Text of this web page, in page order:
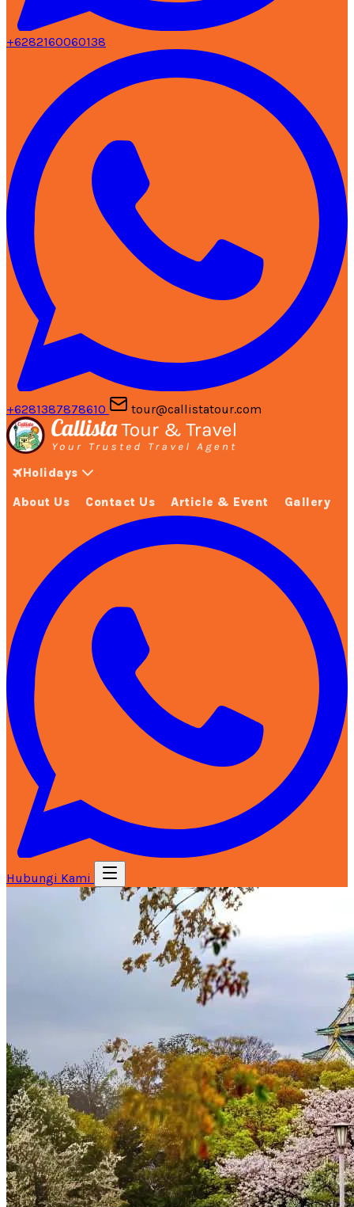
+6282160060138
+6281387878610 tour@callistatour.com
Holidays
About Us Contact Us Article & Event Gallery
Hubungi Kami